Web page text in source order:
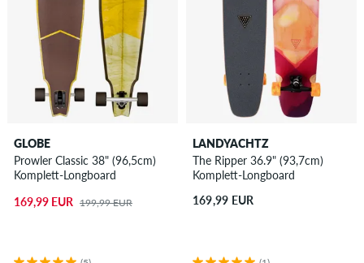
GLOBE
Prowler Classic 38" (96,5cm)
Komplett-Longboard
169,99 EUR 199,99 EUR
LANDYACHTZ
The Ripper 36.9" (93,7cm)
Komplett-Longboard
169,99 EUR